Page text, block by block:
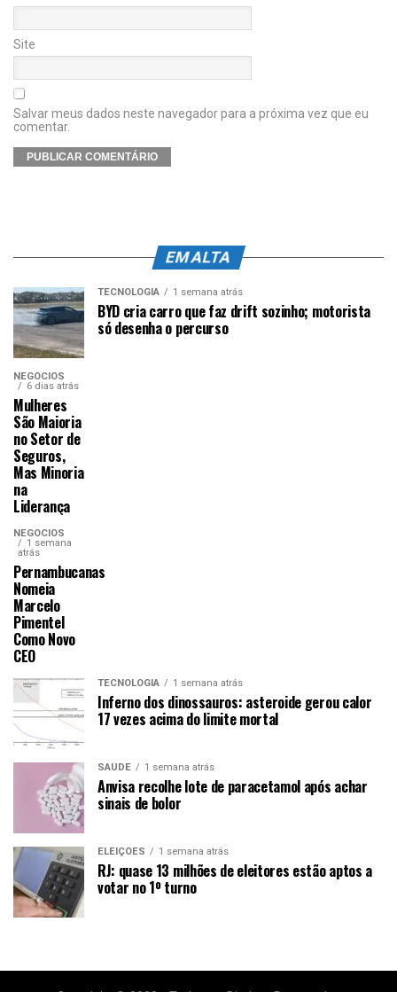
Site
Salvar meus dados neste navegador para a próxima vez que eu
comentar.
EM ALTA
TECNOLOGIA 1 semana atrás
BYD cria carro que faz drift sozinho; motorista
só desenha o percurso
NEGÓCIOS
6 dias atrás
Mulheres
São Maioria
no Setor de
Seguros,
Mas Minoria
na
Liderança
NEGÓCIOS
1 semana
atrás
Pernambucanas
Nomeia
Marcelo
Pimentel
Como Novo
CEO
TECNOLOGIA 1 semana atrás
Inferno dos dinossauros: asteroide gerou calor
17 vezes acima do limite mortal
SAÚDE 1 semana atrás
Anvisa recolhe lote de paracetamol após achar
sinais de bolor
ELEIÇÕES 1 semana atrás
RJ: quase 13 milhões de eleitores estão aptos a
votar no 1º turno